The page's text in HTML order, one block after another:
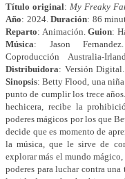
Título original: My Freaky
Año: 2024. Duración: 86
Reparto: Animación. Guion:
Música: Jason
Coproducción Australia-
Distribuidora: Versión Digital.
Sinopsis: Betty Flood, una niña
punto de cumplir los trece
hechicera, recibe la
poderes mágicos por los que
decide que es momento de
la música, que le sirve de
explorar más el mundo
poderes para luchar contra